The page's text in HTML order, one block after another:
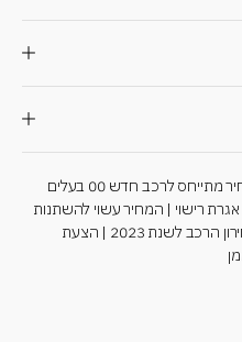
ט.ל.ח | התמונות להמחשה בלבד | המחיר מתייחס לרכב חדש 00 בעלים
אגרת רישוי | המחיר עשוי להשתנות
במידה ויבואן הרכב יחליט לעדכן את מחירון הרכב לשנת 2023 | הצעת